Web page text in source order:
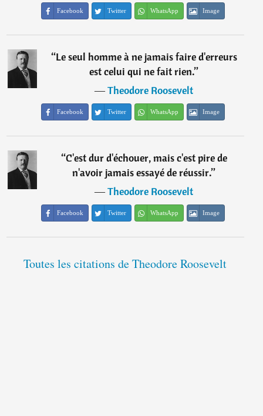
Facebook Twitter WhatsApp Image
“Le seul homme à ne jamais faire d'erreurs
est celui qui ne fait rien.”
―Theodore Roosevelt
Facebook Twitter WhatsApp Image
“C'est dur d'échouer, mais c'est pire de
n'avoir jamais essayé de réussir.”
―Theodore Roosevelt
Facebook Twitter WhatsApp Image
Toutes les citations de Theodore Roosevelt